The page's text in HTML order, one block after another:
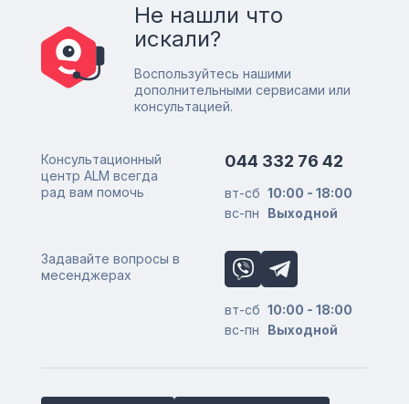
Не нашли что
искали?
Воспользуйтесь нашими
дополнительными сервисами или
консультацией.
Консультационный
центр ALM всегда
рад вам помочь
044 332 76 42
вт-сб 10:00 - 18:00
вс-пн
Выходной
Задавайте вопросы в
месенджерах
вт-сб 10:00 - 18:00
вс-пн
Выходной